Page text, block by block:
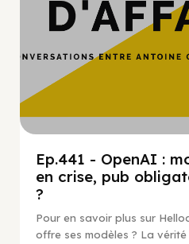
Ep.441 - OpenAI :
en crise, pub
?
Pour en savoir plus sur
offre ses modèles ? La vérité